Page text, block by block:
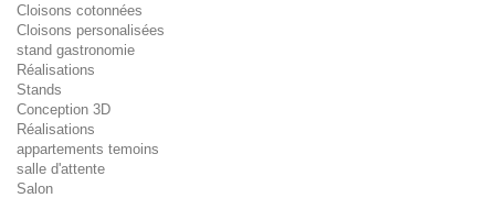
Cloisons cotonnées
Cloisons personalisées
stand gastronomie
Réalisations
Stands
Conception 3D
Réalisations
appartements temoins
salle d'attente
Salon